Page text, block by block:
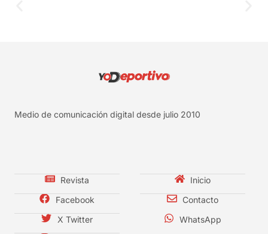
Medio de comunicación digital desde julio 2010
Revista
Facebook
X Twitter
Inicio
Contacto
WhatsApp